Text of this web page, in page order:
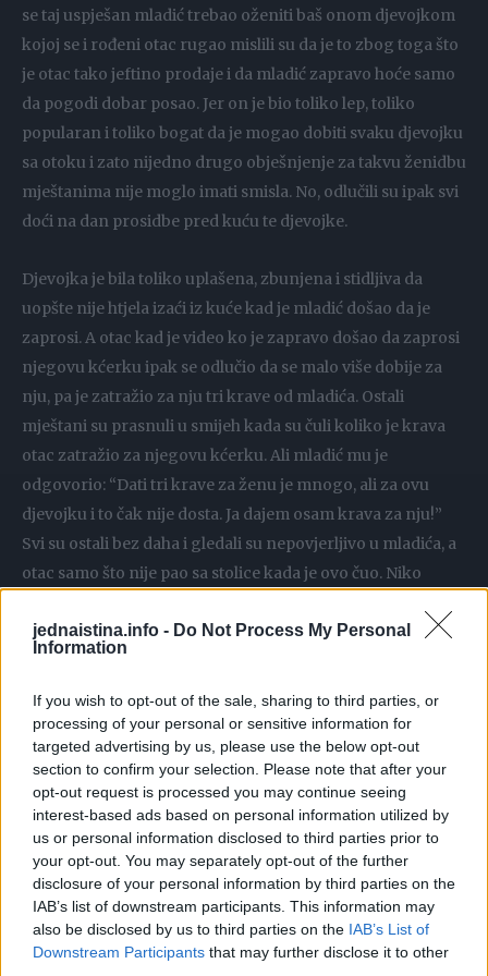
jednaistina.info - Do Not Process My Personal
Information
If you wish to opt-out of the sale, sharing to third parties, or
processing of your personal or sensitive information for
targeted advertising by us, please use the below opt-out
section to confirm your selection. Please note that after your
opt-out request is processed you may continue seeing
interest-based ads based on personal information utilized by
us or personal information disclosed to third parties prior to
your opt-out. You may separately opt-out of the further
disclosure of your personal information by third parties on the
IAB’s list of downstream participants. This information may
also be disclosed by us to third parties on the IAB’s List of
Downstream Participants that may further disclose it to other
se taj uspješan mladić trebao oženiti baš onom djevojkom
kojoj se i rođeni otac rugao mislili su da je to zbog toga što
je otac tako jeftino prodaje i da mladić zapravo hoće samo
da pogodi dobar posao. Jer on je bio toliko lep, toliko
popularan i toliko bogat da je mogao dobiti svaku djevojku
sa otoku i zato nijedno drugo obješnjenje za takvu ženidbu
mještanima nije moglo imati smisla. No, odlučili su ipak svi
doći na dan prosidbe pred kuću te djevojke.
Djevojka je bila toliko uplašena, zbunjena i stidljiva da
uopšte nije htjela izaći iz kuće kad je mladić došao da je
zaprosi. A otac kad je video ko je zapravo došao da zaprosi
njegovu kćerku ipak se odlučio da se malo više dobije za
nju, pa je zatražio za nju tri krave od mladića. Ostali
mještani su prasnuli u smijeh kada su čuli koliko je krava
otac zatražio za njegovu kćerku. Ali mladić mu je
odgovorio: “Dati tri krave za ženu je mnogo, ali za ovu
djevojku i to čak nije dosta. Ja dajem osam krava za nju!”
Svi su ostali bez daha i gledali su nepovjerljivo u mladića, a
otac samo što nije pao sa stolice kada je ovo čuo. Niko
ovom otoku, pa su se čudili zašto je ovaj mladić to uradio
pomislili da je mladić sigurno sujetan, jer želi da svi znaju
kako je on bolji i uspješniji od drugih i da može sebi
priuštiti da plati čak i za takvu jednu djevojku osam krava.
Najzad je došao dan svadbe poslije koje su mladić i djevojka
napustili otok i otputovali na poduži medeni mjesec.
Kada su se vratili nakon nekoliko mjeseci ponovo na svoje
rodno otok jedan stariji trgovac je donio u njihovu kuću
jedan poklon koji je mladić još ranije naručio za svoju
mladu suprugu. Starac je ušao u kuću i ostao je bez daha